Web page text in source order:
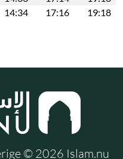
14:34 17:16 19:18
© 2026 Islam.nu